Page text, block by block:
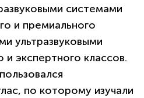
системами
и премиального
ультразвуковыми
и экспертного классов.
по которому изучали